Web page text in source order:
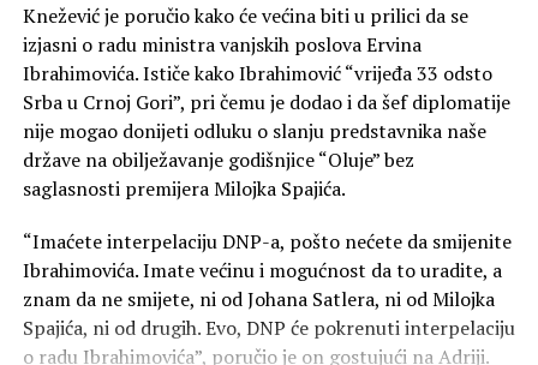
pravoslavnoj crkvi“, kazao je Mandić.
On je podsjetio na veliku ulogu pokojnog mitropolita
Amfilohija, ističući njegov nemjerljiv doprinos očuvanju
sabornosti i duhovnosti Crne Gore.
„Da li danas mi, potomci velikih ljudi koji su znali da se
krenemo naprijed – moramo“, poručio je Mandić.
Naša današnja Fundina, kazao je, jeste borba za uspješno
i srećno društvo.
Knežević je poručio kako će većina biti u prilici da se
izjasni o radu ministra vanjskih poslova Ervina
Ibrahimovića. Ističe kako Ibrahimović “vrijeđa 33 odsto
Srba u Crnoj Gori”, pri čemu je dodao i da šef diplomatije
nije mogao donijeti odluku o slanju predstavnika naše
države na obilježavanje godišnjice “Oluje” bez
saglasnosti premijera Milojka Spajića.
“Imaćete interpelaciju DNP-a, pošto nećete da smijenite
Ibrahimovića. Imate većinu i mogućnost da to uradite, a
znam da ne smijete, ni od Johana Satlera, ni od Milojka
Spajića, ni od drugih. Evo, DNP će pokrenuti interpelaciju
o radu Ibrahimovića”, poručio je on gostujući na Adriji.